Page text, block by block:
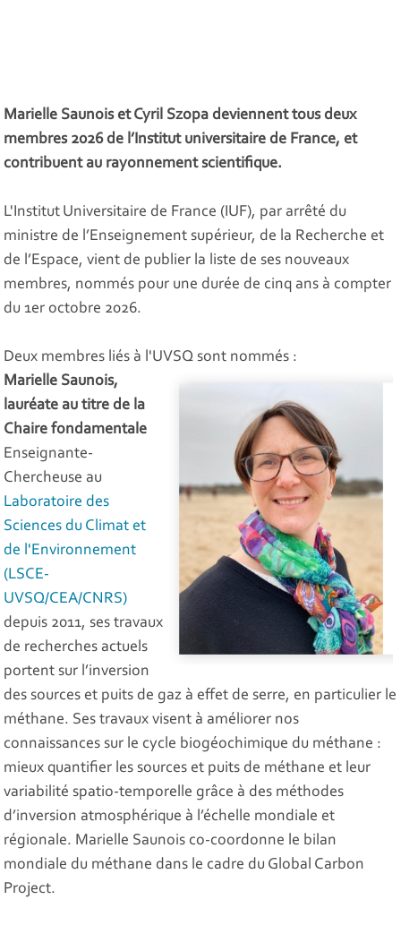
Marielle Saunois et Cyril Szopa deviennent tous deux
membres 2026 de l’Institut universitaire de France, et
contribuent au rayonnement scientifique.
L'Institut Universitaire de France (IUF), par arrêté du
ministre de l’Enseignement supérieur, de la Recherche et
de l’Espace, vient de publier la liste de ses nouveaux
membres, nommés pour une durée de cinq ans à compter
du 1er octobre 2026.
Deux membres liés à l'UVSQ sont nommés :
Marielle Saunois,
lauréate au titre de la
Chaire fondamentale
Enseignante-
Chercheuse au
Laboratoire des
Sciences du Climat et
de l'Environnement
(LSCE-
UVSQ/CEA/CNRS)
depuis 2011, ses travaux
de recherches actuels
portent sur l’inversion
des sources et puits de gaz à effet de serre, en particulier le
méthane. Ses travaux visent à améliorer nos
connaissances sur le cycle biogéochimique du méthane :
mieux quantifier les sources et puits de méthane et leur
variabilité spatio-temporelle grâce à des méthodes
d’inversion atmosphérique à l’échelle mondiale et
régionale. Marielle Saunois co-coordonne le bilan
mondiale du méthane dans le cadre du Global Carbon
Project.